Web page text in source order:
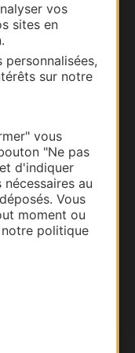
vos
sites en
sur notre
vous
"Ne pas
d'indiquer
au
Vous
moment ou
politique